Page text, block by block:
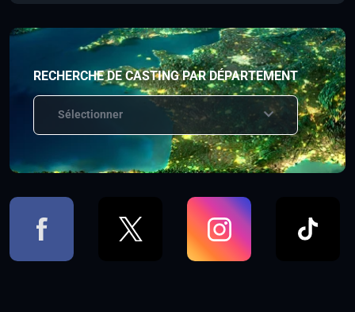
RECHERCHE DE CASTING PAR DÉPARTEMENT
Sélectionner